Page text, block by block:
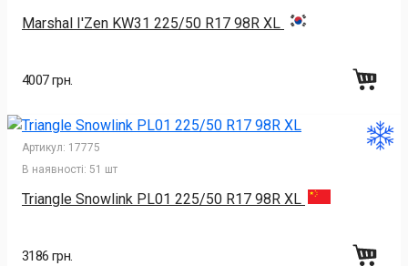
Marshal I'Zen KW31 225/50 R17 98R XL
4007 грн.
Артикул: 17775
В наявності: 51 шт
Triangle Snowlink PL01 225/50 R17 98R XL
3186 грн.